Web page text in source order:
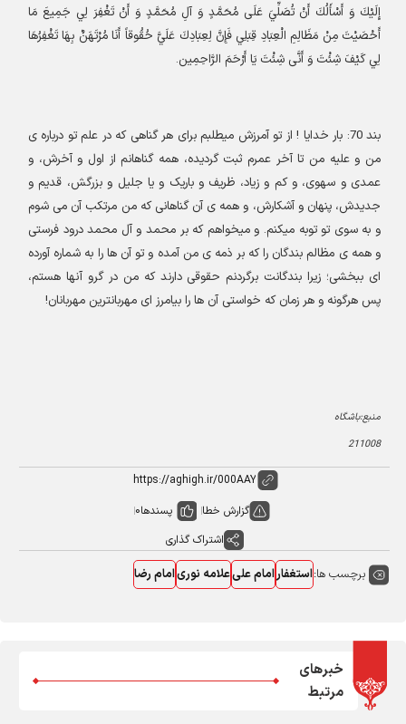
إِلَيْكَ وَ أَسْأَلُكَ أَنْ تُصَلِّيَ عَلَى مُحَمَّدٍ وَ آلِ مُحَمَّدٍ وَ أَنْ تَغْفِرَ لِي جَمِيعَ مَا
أَحْصَيْتَ مِنْ مَظَالِمِ الْعِبَادِ قِبَلِي فَإِنَّ لِعِبَادِكَ عَلَيَّ حُقُوقاً أَنَا مُرْتَهَنٌ بِهَا تَغْفِرُهَا
لِي كَيْفَ شِئْتَ وَ أَنَّى شِئْتَ يَا أَرْحَمَ الرَّاحِمِين.
بند70: بار خدایا ! از تو آمرزش میطلبم برای هر گناهی که در علم تو درباره ی
من و علیه من تا آخر عمرم ثبت گردیده، همه گناهانم از اول و آخرش، و
عمدی و سهوی، و کم و زیاد، ظریف و باریک و یا جلیل و بزرگش، قدیم و
جدیدش، پنهان و آشکارش، و همه ی آن گناهانی که من مرتکب آن می شوم
و به سوی تو توبه میکنم. و میخواهم که بر محمد و آل محمد درود فرستی
و همه ی مظالم بندگان را که بر ذمه ی من آمده و تو آن ها را به شماره آورده
ای ببخشی؛ زیرا بندگانت برگردنم حقوقی دارند که من در گرو آنها هستم،
پس هرگونه و هر زمان که خواستی آن ها را بیامرز ای مهربانترین مهربانان!
منبع:باشگاه
211008
گزارش خطا پسندها0
اشتراک گذاری
برچسب ها:استغفارامام علیعلامه نوریامام رضا
خبرهای
مرتبط